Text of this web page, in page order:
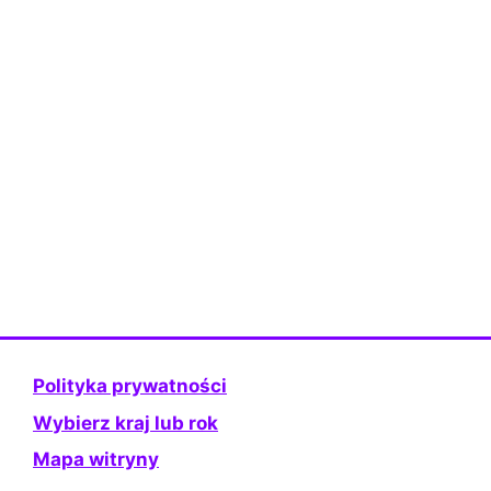
Polityka prywatności
Wybierz kraj lub rok
Mapa witryny